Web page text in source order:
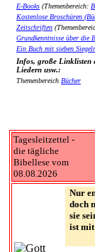
E-Books (Themenbereich:
Kostenlose Broschüren
Zeitschriften
Grundkenntnisse über die
Ein Buch mit sieben
Infos, große Linklisten
Liedern usw.:
Themenbereich Bücher
Tagesleitzettel -
die tägliche
Bibellese vom
08.08.2026
Nur
doch
sie
ist mit